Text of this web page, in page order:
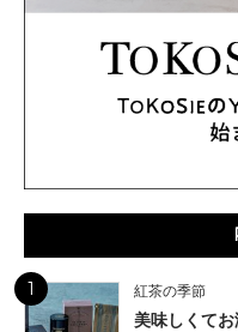
1 紅茶の季節
美味しくてお